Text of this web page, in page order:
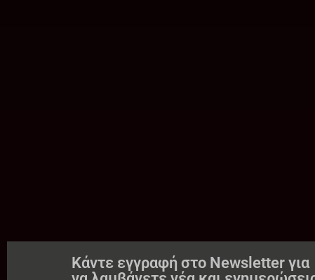
Κάντε εγγραφή στο Newsletter για